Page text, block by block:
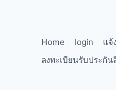
Home login แจ้
ลงทะเบียนรับประกัน